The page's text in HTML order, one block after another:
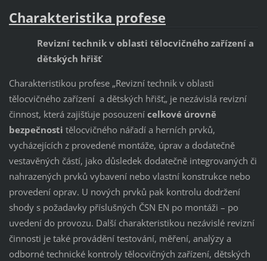
Charakteristika profese
Revizní technik v oblasti tělocvičného zařízení a
dětských hřišť
Charakteristikou profese „Revizní technik v oblasti
tělocvičného zařízení a dětských hřišť„ je nezávislá revizní
činnost, která zajišťuje posouzení celkové úrovně
bezpečnosti tělocvičného nářadí a herních prvků,
vycházejících z provedené montáže, úprav a dodatečně
vestavěných částí, jako důsledek dodatečně integrovaných či
nahrazených prvků vybavení nebo vlastní konstrukce nebo
provedení oprav. U nových prvků pak kontrolu dodržení
shody s požadavky příslušných ČSN EN po montáži – po
uvedení do provozu. Další charakteristikou nezávislé revizní
činnosti je také provádění testování, měření, analýzy a
odborné technické kontroly tělocvičných zařízení, dětských